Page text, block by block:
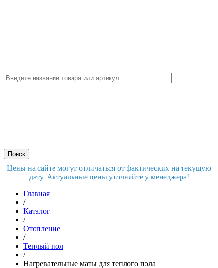
Цены на сайте могут отличаться от фактических на текущую
дату. Актуальные цены уточняйте у менеджера!
Главная
/
Каталог
/
Отопление
/
Теплый пол
/
Нагревательные маты для теплого пола